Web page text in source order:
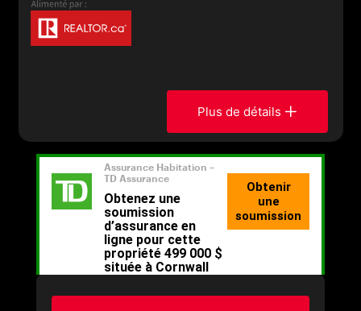
Plus de détails